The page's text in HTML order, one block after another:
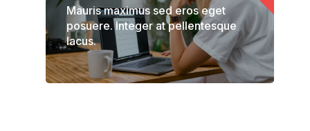
Mauris maximus sed eros eget
posuere. Integer at pellentesque
lacus.